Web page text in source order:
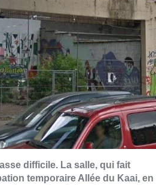
difficile. La salle, qui fait
temporaire Allée du Kaai, en